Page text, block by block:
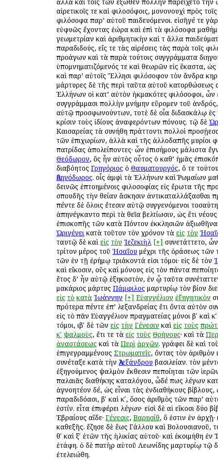
ἀλλὰ καὶ τοῖς τῶν ἔξωθεν πολλὴν παρείχετο τὴν
αἱρετικοῖς τε καὶ φιλοσόφοις, μονονουχὶ πρὸς
φιλόσοφα παρ’ αὐτοῦ παιδευόμενοι. εἰσῆγέ τε
εὐφυῶς ἔχοντας ἑώρα καὶ ἐπὶ τὰ φιλόσοφα
γεωμετρίαν καὶ ἀριθμητικὴν καὶ τ ἄλλα
παραδιδούς, εἴς τε τὰς αἱρέσεις τὰς παρὰ τοῖς
προάγων καὶ τὰ παρὰ τούτοις συγγράμματα
ὑπομνηματιζόμενός τε καὶ θεωρῶν εἰς ἕκαστα,
καὶ παρ’ αὐτοῖς Ἕλλησι φιλόσοφον τὸν ἄνδρα
μάρτυρες δὲ τῆς περὶ ταῦτα αὐτοῦ κατορθώσεως
Ἑλλήνων οἱ κατ’ αὐτὸν ἠκμακότες φιλόσοφοι, ὧν
συγγράμμασι πολλὴν μνήμην εὕρομεν τοῦ
αὐτῷ προσφωνούντων, τοτὲ δὲ οἷα διδασκάλῳ ἐς
κρίσιν τοὺς ἰδίους ἀναφερόντων πόνους. τῷ δὲ
Καισαρείας τὰ συνήθη πράττοντι πολλοὶ
τῶν ἐπιχωρίων, ἀλλὰ καὶ τῆς ἀλλοδαπῆς μυρίοι
πατρίδας ἀπολείποντες· ὧν ἐπισήμους μάλιστα
Θεόδωρον, ὃς ἦν αὐτὸς οὗτος ὁ καθ’ ἡμᾶς
διαβόητος Γρηγόριος ὁ Θαυματουργός, ὅ τε
Ἀθηνόδωρος. οἷς ἀμφὶ τὰ Ἑλλήνων καὶ Ῥωμαίων
δεινῶς ἐπτοημένοις φιλοσοφίας εἰς ἔρωτα τῆς
σπουδῆς τὴν θείαν ἄσκησιν ἀντικαταλλάξασθαι
πέντε δὲ ὅλοις ἔτεσιν αὐτῷ συγγενόμενοι
ἀπηνέγκαντο περὶ τὰ θεῖα βελτίωσιν, ὡς ἔτι
ἐπισκοπῆς τῶν κατὰ Πόντον ἐκκλησιῶν
Ὠριγένει κατὰ τοῦτον τὸν χρόνον τὰ εἰς τὸν
ταυτῷ δὲ καὶ εἰς τὸν Ἰεζεκιὴλ [+] συνετάττετο,
τρίτον μέρος τοῦ Ἠσαΐου μέχρι τῆς ὁράσεως τῶν
τῶν ἐν τῇ ἐρήμῳ τριάκοντά εἰσι τόμοι· εἰς δὲ τὸν
καὶ εἴκοσιν, οὓς καὶ μόνους εἰς τὸν πάντα
ἔτος δ’ ἦν αὐτῷ ἑξηκοστὸν, ἐν ᾧ ταῦτα
μακάριος μάρτυς Πάμφιλος μαρτυρίῳ τὸν βίον
εἰς τὸ κατὰ Ἰωάννην [+] Εὐαγγέλιον ἐξηγητικὸν
πρότερα πέντε ἐπ’ Ἀλεξανδρείας ἔτι ὄντα αὐτὸν
εἰς τὸ πᾶν Εὐαγγέλιον πραγματείας μόνοι βʹ καὶ
τόμοι, ιβʹ δὲ τῶν εἰς τὴν Γένεσιν καὶ εἰς τοὺς
κʹ ψαλμοὺς, ἔτι τε τὰ εἰς τοὺς Θρήνους· καὶ τὰ
ἀναστάσεως καὶ τὰ Περὶ ἀρχῶν. γράφει δὲ καὶ
ἐπιγεγραμμένους Στρωματεῖς, ὄντας τὸν ἀριθμὸν
συνέταξε κατὰ τὴν Ἀλεξάνδρου βασιλείαν. τὸν
ἐξηγούμενος ψαλμὸν ἔκθεσιν πεποίηται τῶν
παλαιᾶς διαθήκης καταλόγου, ὧδέ πως λέγων
ἀγνοητέον δέ, ὡς εἶναι τὰς ἐνδιαθήκους βίβλους,
παραδιδόασι, βʹ καὶ κʹ, ὅσος ἀριθμὸς τῶν παρ’
ἐστίν. εἶτα ἐπιφέρει λέγων· εἰσὶ δὲ αἱ εἴκοσι δύο
Ἑβραίους αἵδε· Γένεσις, Βαρησίθ, ὅ ἐστιν ἐν ἀρχῇ·
καθεξῆς. ἔζησε δὲ ἕως Γάλλου καὶ Βολουσιανοῦ,
θʹ καὶ ξʹ ἐτῶν τῆς ἡλικίας αὐτοῦ· καὶ ἐκοιμήθη
ἐτάφη. ὁ δὲ πατὴρ αὐτοῦ Λεωνίδης μαρτυρίῳ τῷ
ἐτελειώθη.